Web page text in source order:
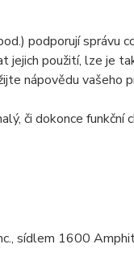
podporují správu
jejich použití, lze je
nápovědu vašeho
či dokonce funkční
sídlem 1600